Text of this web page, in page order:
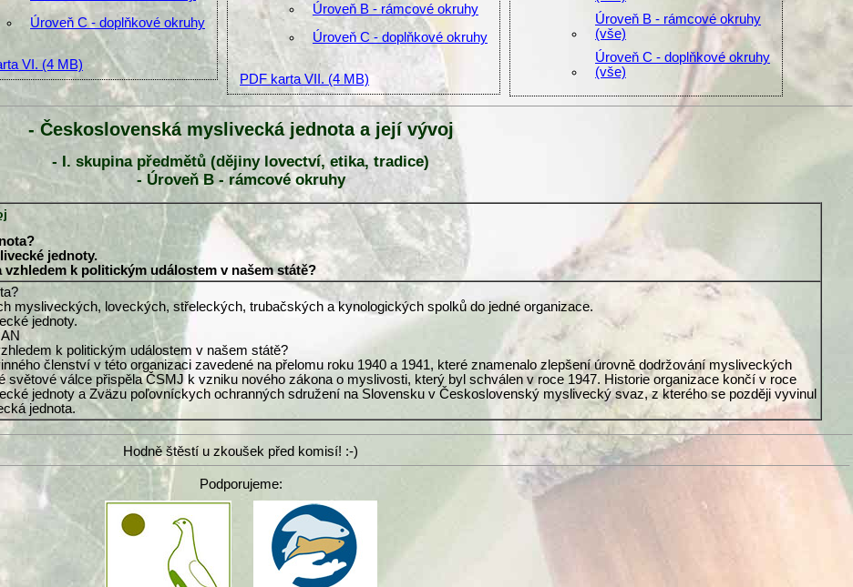
Úroveň C - doplňkové okruhy
VI. (4 MB)
Úroveň B - rámcové okruhy
Úroveň C - doplňkové okruhy
PDF karta VII. (4 MB)
Úroveň B - rámcové okruhy
(vše)
Úroveň C - doplňkové okruhy
(vše)
- Československá myslivecká jednota a její vývoj
- I. skupina předmětů (dějiny lovectví, etika, tradice)
- Úroveň B - rámcové okruhy
jednoty.
k politickým událostem v našem státě?
mysliveckých, loveckých, střeleckých, trubačských a kynologických spolků do jedné organizace.
jednoty.
k politickým událostem v našem státě?
členství v této organizaci zavedené na přelomu roku 1940 a 1941, které znamenalo zlepšení úrovně dodržování mysliveckých
světové válce přispěla ČSMJ k vzniku nového zákona o myslivosti, který byl schválen v roce 1947. Historie organizace končí v roce
jednoty a Zväzu poľovníckych ochranných sdružení na Slovensku v Československý myslivecký svaz, z kterého se později vyvinul
jednota.
Hodně štěstí u zkoušek před komisí! :-)
Podporujeme: